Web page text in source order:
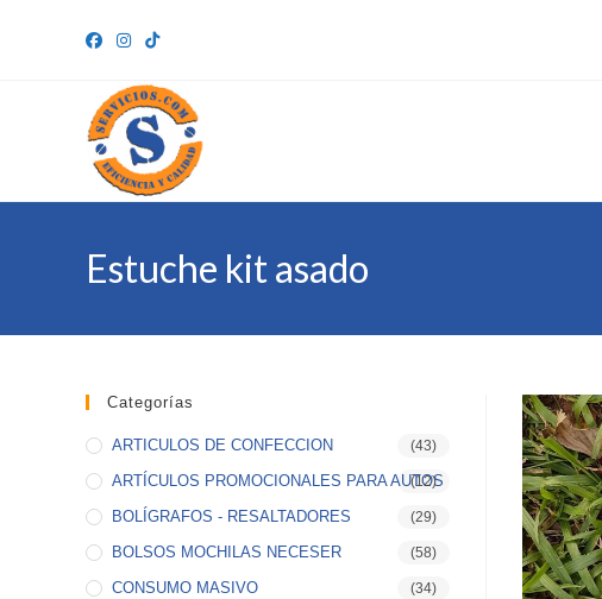
Estuche kit asado
Categorías
ARTICULOS DE CONFECCION (43)
ARTÍCULOS PROMOCIONALES PARA AUTOS
(12)
BOLÍGRAFOS - RESALTADORES (29)
BOLSOS MOCHILAS NECESER (58)
CONSUMO MASIVO (34)